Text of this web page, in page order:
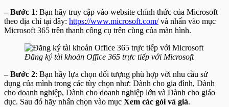
– Bước 1: Bạn hãy truy cập vào website chính thức của Microsoft
theo địa chỉ tại đây: https://www.microsoft.com/và nhấn vào mục
Microsoft 365 trên thanh công cụ trên cùng của màn hình.
Đăng ký tài khoản Office 365 trực tiếp với Microsoft
– Bước 2: Bạn hãy lựa chọn đối tượng phù hợp với nhu cầu sử
dụng của mình trong các tùy chọn như: Dành cho gia đình, Dành
cho doanh nghiệp, Dành cho doanh nghiệp lớn và Dành cho giáo
dục. Sau đó hãy nhấn chọn vào mục Xem các gói và giá.